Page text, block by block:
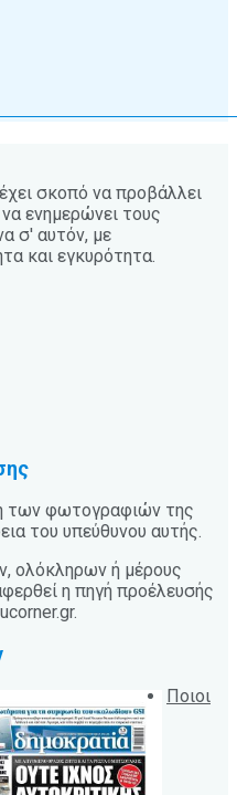
έχει σκοπό να προβάλλει
ενημερώνει τους
σ' αυτόν, με
και εγκυρότητα.
των φωτογραφιών της
του υπεύθυνου αυτής.
ολόκληρων ή μέρους
η πηγή προέλευσής
Ποιοι